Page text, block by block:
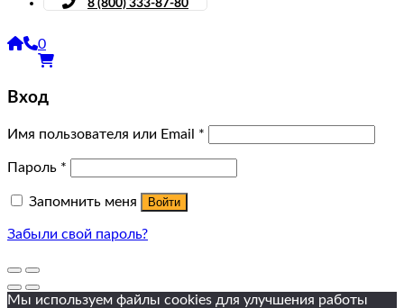
8 (800) 333-87-80
0
Вход
Имя пользователя или Email *
Пароль *
Запомнить меня Войти
Забыли свой пароль?
Мы используем файлы cookies для улучшения работы